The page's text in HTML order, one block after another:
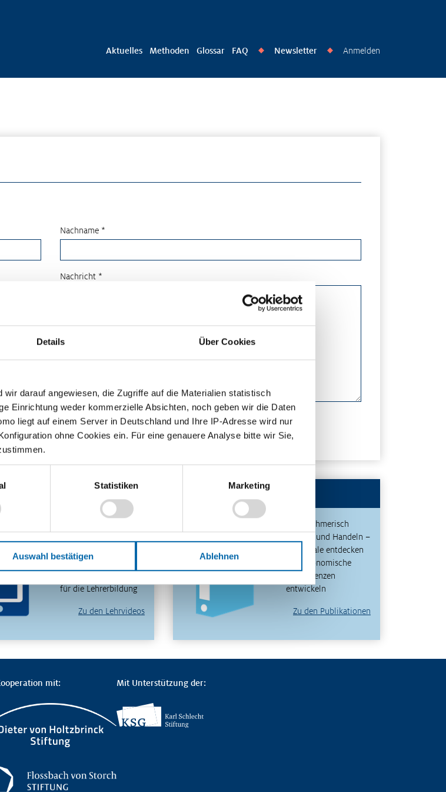
Details Über Cookies
darauf angewiesen, die Zugriffe auf die Materialien statistisch
Einrichtung weder kommerzielle Absichten, noch geben wir die Daten
liegt auf einem Server in Deutschland und Ihre IP-Adresse wird nur
ohne Cookies ein. Für eine genauere Analyse bitte wir Sie,
Statistiken Marketing
Ablehnen
Auswahl bestätigen
Aktuelles Methoden Glossar FAQ ◆ Newsletter ◆ Anmelden
Nachname *
Nachricht *
Sie unser
für die Lehrerbildung
Zu den Lehrvideos
Unternehmerisch
Denken und Handeln –
Potenziale entdecken
und ökonomische
Kompetenzen
entwickeln
Zu den Publikationen
mit: Mit Unterstützung der: